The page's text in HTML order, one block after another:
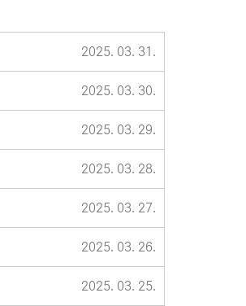
2025. 03. 31.
2025. 03. 30.
2025. 03. 29.
2025. 03. 28.
2025. 03. 27.
2025. 03. 26.
2025. 03. 25.